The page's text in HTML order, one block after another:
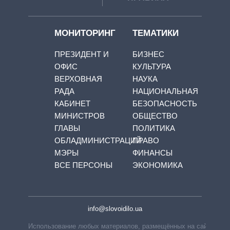
МОНИТОРИНГ
ПРЕЗИДЕНТ И
ОФИС
ВЕРХОВНАЯ
РАДА
КАБИНЕТ
МИНИСТРОВ
ГЛАВЫ
ОБЛАДМИНИСТРАЦИЙ
МЭРЫ
ВСЕ ПЕРСОНЫ
ТЕМАТИКИ
БИЗНЕС
КУЛЬТУРА
НАУКА
НАЦИОНАЛЬНАЯ
БЕЗОПАСНОСТЬ
ОБЩЕСТВО
ПОЛИТИКА
ПРАВО
ФИНАНСЫ
ЭКОНОМИКА
info@slovoidilo.ua
Использование любых материалов, размещённых на сайте,